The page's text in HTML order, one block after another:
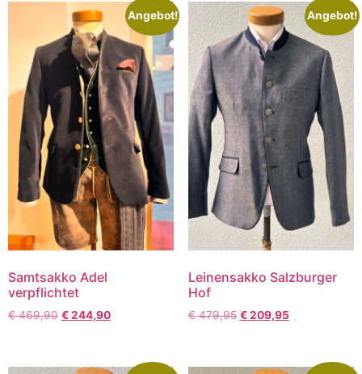
Angebot!
Samtsakko Adel
verpflichtet
€469,90 €244,90
Angebot!
Leinensakko Salzburger
Hof
€479,95 €209,95